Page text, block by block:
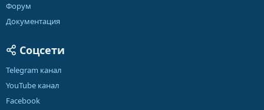
Форум
Документация
Соцсети
Telegram канал
YouTube канал
Facebook